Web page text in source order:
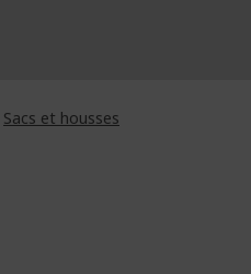
Sacs et housses